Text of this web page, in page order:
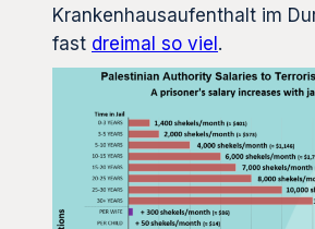
Krankenhausaufenthalt im
fast dreimal so viel .